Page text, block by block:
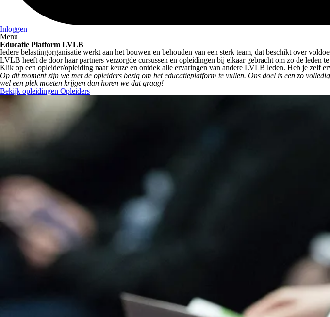
Inloggen
Menu
Educatie Platform LVLB
Iedere belastingorganisatie werkt aan het bouwen en behouden van een sterk team, dat beschikt over
LVLB heeft de door haar partners verzorgde cursussen en opleidingen bij elkaar gebracht om zo de leden
Klik op een opleider/opleiding naar keuze en ontdek alle ervaringen van andere LVLB leden. Heb je zelf
Op dit moment zijn we met de opleiders bezig om het educatieplatform te vullen. Ons doel is een zo
wel een plek moeten krijgen dan horen we dat graag!
Bekijk opleidingen Opleiders